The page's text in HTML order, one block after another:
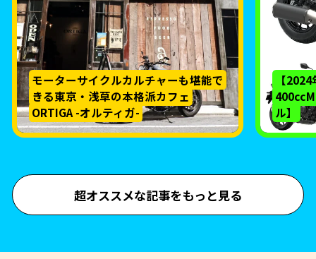
モーターサイクルカルチャーも堪能で
きる東京・浅草の本格派カフェ
ORTIGA -オルティガ-
【
ル】
超オススメな記事をもっと見る